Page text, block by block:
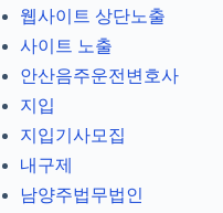
웹사이트 상단노출
사이트 노출
안산음주운전변호사
지입
지입기사모집
내구제
남양주법무법인